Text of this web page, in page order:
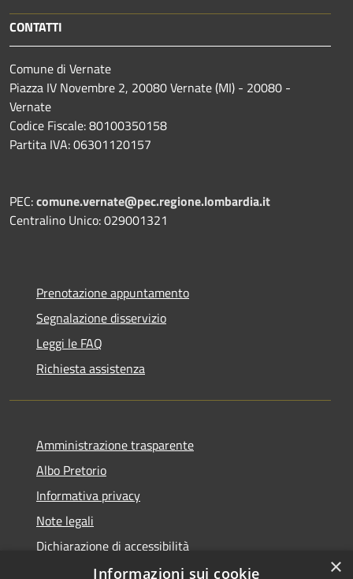
CONTATTI
Comune di Vernate
Piazza IV Novembre 2, 20080 Vernate (MI) - 20080 -
Vernate
Codice Fiscale: 80100350158
Partita IVA: 06301120157
PEC:comune.vernate@pec.regione.lombardia.it
Centralino Unico: 029001321
Prenotazione appuntamento
Segnalazione disservizio
Leggi le FAQ
Richiesta assistenza
Amministrazione trasparente
Albo Pretorio
Informativa privacy
Note legali
Dichiarazione di accessibilità
×
Informazioni sui cookie